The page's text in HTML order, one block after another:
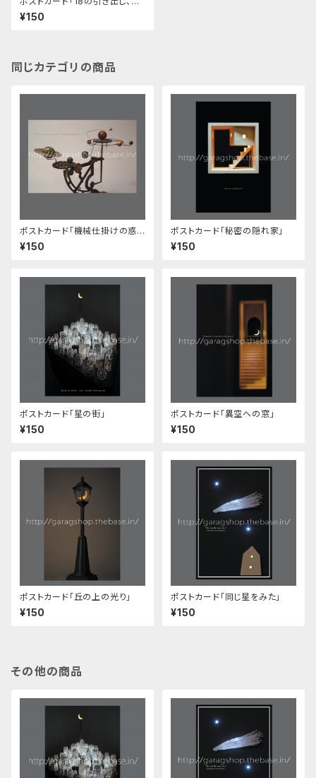
動する幾つかの役割」
¥150
同じカテゴリの商品
ポストカード「機械仕掛けの惑
星たち」
¥150
ポストカード「秘密の隠れ家」
¥150
ポストカード「星の街」
¥150
ポストカード「異空への窓」
¥150
ポストカード「丘の上の光り」
¥150
ポストカード「同じ星をみた」
¥150
その他の商品